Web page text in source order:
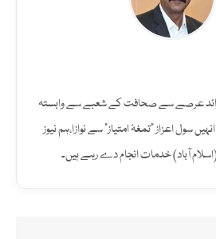
25 سال سے زائد عرصے سے صحافت کے شعبے سے وابستہ
سول اعزاز "تمغۂ امتیاز" سے نوازا،ہم نیوز
آباد) خدمات انجام دے رہے ہیں۔